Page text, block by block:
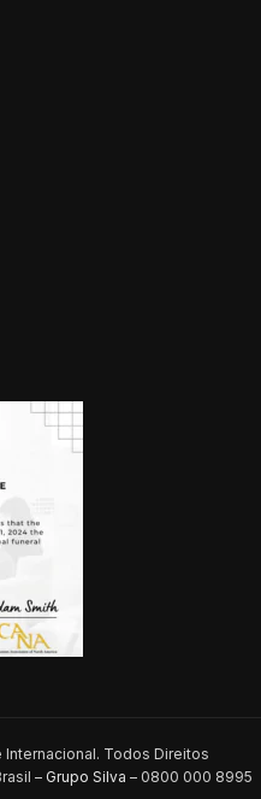
Todos Direitos
– Grupo Silva – 0800 000 8995